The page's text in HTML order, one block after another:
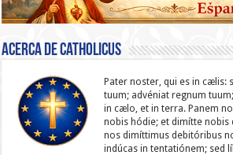
Acerca de catholicus
Pater noster, qui es in cælis:
tuum; advéniat regnum
in cælo, et in terra. Panem
nobis hódie; et dimítte nobis
nos dimíttimus debitóribus
indúcas in ten­ta­tiónem; sed